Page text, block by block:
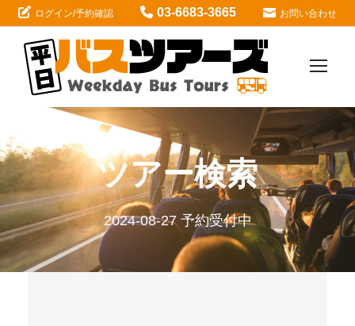
ログイン/予約確認 03-6683-3665 お問い合わせ
ツアー検索
2024-08-27 予約受付中